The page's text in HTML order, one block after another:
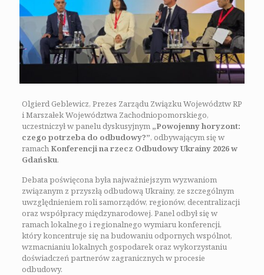
Olgierd Geblewicz, Prezes Zarządu Związku Województw RP
i Marszałek Województwa Zachodniopomorskiego,
uczestniczył w panelu dyskusyjnym „Powojenny horyzont:
czego potrzeba do odbudowy?”, odbywającym się w
ramach Konferencji na rzecz Odbudowy Ukrainy 2026 w
Gdańsku.
Debata poświęcona była najważniejszym wyzwaniom
związanym z przyszłą odbudową Ukrainy, ze szczególnym
uwzględnieniem roli samorządów, regionów, decentralizacji
oraz współpracy międzynarodowej. Panel odbył się w
ramach lokalnego i regionalnego wymiaru konferencji,
który koncentruje się na budowaniu odpornych wspólnot,
wzmacnianiu lokalnych gospodarek oraz wykorzystaniu
doświadczeń partnerów zagranicznych w procesie
odbudowy.